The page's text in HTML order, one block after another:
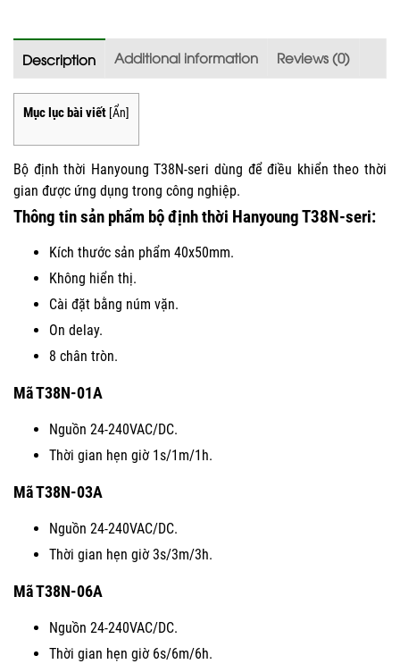
Description Additional information Reviews (0)
Mục lục bài viết [Ẩn]
Bộ định thời Hanyoung T38N-seri dùng để điều khiển theo thời
gian được ứng dụng trong công nghiệp.
Thông tin sản phẩm bộ định thời Hanyoung T38N-seri:
Kích thước sản phẩm 40x50mm.
Không hiển thị.
Cài đặt bằng núm vặn.
On delay.
8 chân tròn.
Mã T38N-01A
Nguồn 24-240VAC/DC.
Thời gian hẹn giờ 1s/1m/1h.
Mã T38N-03A
Nguồn 24-240VAC/DC.
Thời gian hẹn giờ 3s/3m/3h.
Mã T38N-06A
Nguồn 24-240VAC/DC.
Thời gian hẹn giờ 6s/6m/6h.